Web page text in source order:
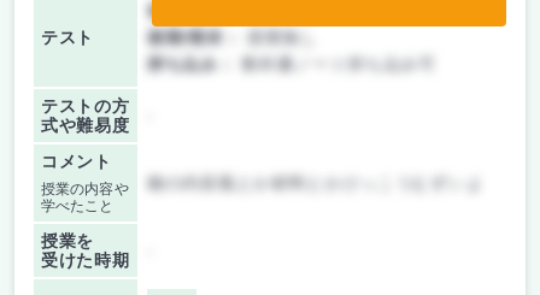
テスト
前期/中間：
後期/期末：
授業無し
持ち込み：
教科書ノート持ち込み可
テストの方
式や難易度
コメント
授業の内容や
学べたこと
橋の内容風とか材料とかけっこうむずいよ
授業を
受けた時期